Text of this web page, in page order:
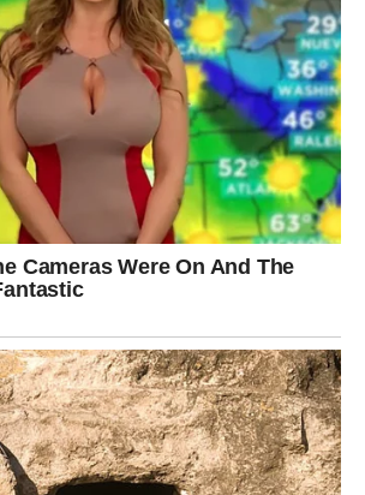
sudbine.
STIŽE UPRAVO
zvijezde ovog vikenda najviše
vrijeme osjećate da nešto važno
konačno dobiti potvrdu svojih